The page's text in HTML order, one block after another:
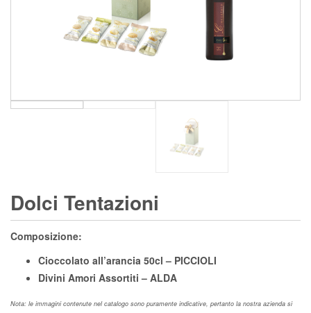
Dolci Tentazioni
Composizione:
Cioccolato all’arancia 50cl – PICCIOLI
Divini Amori Assortiti – ALDA
Nota: le immagini contenute nel catalogo sono puramente indicative, pertanto la nostra azienda si